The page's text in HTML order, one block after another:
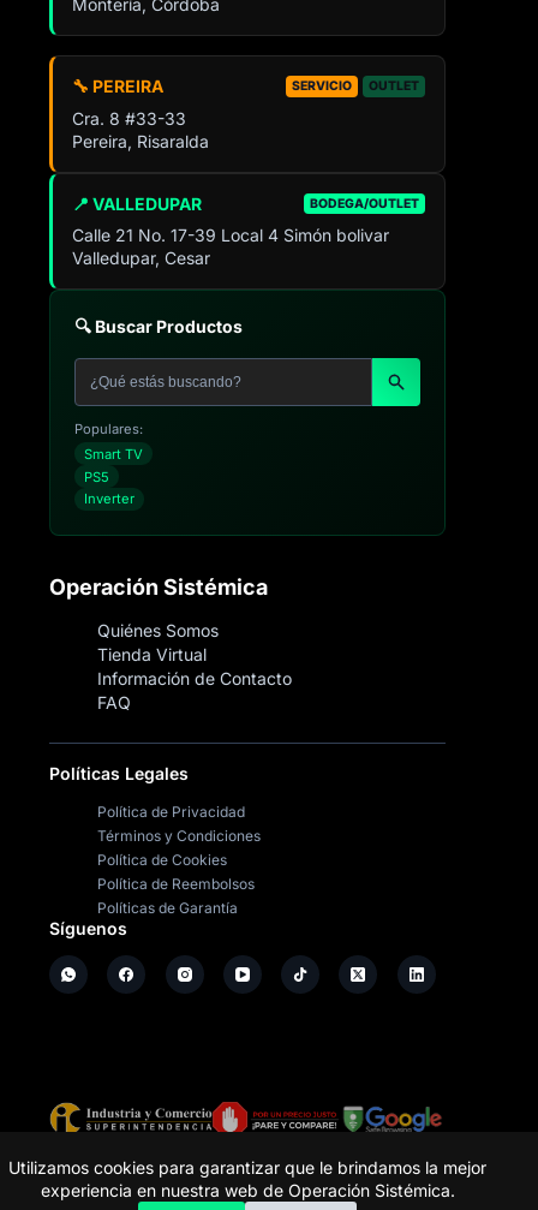
Utilizamos cookies para garantizar que le brindamos la mejor
experiencia en nuestra web de Operación Sistémica.
📍 VALLEDUPAR BODEGA/OUTLET
Calle 21 No. 17-39 Local 4 Simón bolivar
Valledupar, Cesar
🔧 PEREIRA SERVICIO OUTLET
Cra. 8 #33-33
Pereira, Risaralda
🔍 Buscar Productos
Populares:
Smart TV
PS5
Inverter
Operación Sistémica
Quiénes Somos
Tienda Virtual
Información de Contacto
FAQ
Políticas Legales
Política de Privacidad
Términos y Condiciones
Política de Cookies
Política de Reembolsos
Políticas de Garantía
Síguenos
Copyright © - Operación Sistémica
Tienda de electrodomésticos; repuestos y casa de